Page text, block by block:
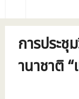
หน้าแรก
เกี่ยวกับเรา
- ประวัติเครือข่าย
ข่าวประชาสัมพันธ์
การประชุ
านาชาติ